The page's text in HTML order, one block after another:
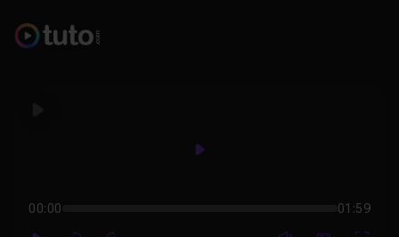
Play
00:00 01:59